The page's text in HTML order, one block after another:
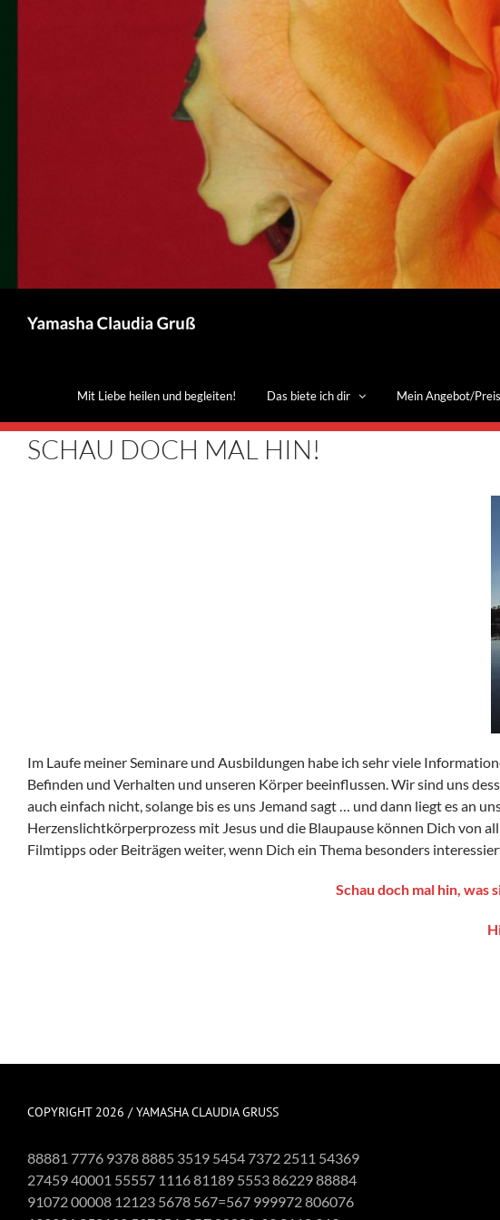
Mit Liebe heilen und begleiten! Das biete ich dir Mein Angebot/
SCHAU DOCH MAL HIN!
Im Laufe meiner Seminare und Ausbildungen habe ich sehr viele
Befinden und Verhalten und unseren Körper beeinflussen. Wir sind uns
auch einfach nicht, solange bis es uns Jemand sagt … und dann liegt es an
Herzenslichtkörperprozess mit Jesus und die Blaupause können Dich von
Filmtipps oder Beiträgen weiter, wenn Dich ein Thema besonders
Schau doch mal hin,
COPYRIGHT 2026 / YAMASHA CLAUDIA GRUSS
88881 7776 9378 8885 3519 5454 7372 2511 54369
27459 40001 55557 1116 81189 5553 86229 88884
91072 00008 12123 5678 567=567 999972 806076